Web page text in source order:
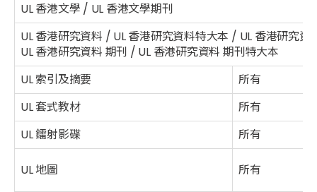
UL 香港文學 / UL 香港文學期刊
UL 香港研究資料 / UL 香港研究資料特大本 / UL 香港研究資
UL 香港研究資料 期刊 / UL 香港研究資料 期刊特大本
UL 索引及摘要
所有
UL 套式教材
所有
UL 鐳射影碟
所有
UL 地圖 所有